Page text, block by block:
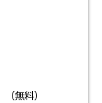
無料）